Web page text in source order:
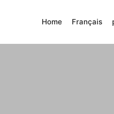
Home Français